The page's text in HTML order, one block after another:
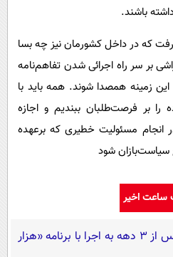
باشند.
که در داخل کشورمان نیز چه بسا
بر سر راه اجرائی شدن تفاهم‌نامه
این زمینه همصدا شوند. همه باید با
را بر فرصت‌طلبان ببندیم و اجازه
انجام مسئولیت خطیری که برعهده
سیاست‌بازان شود
ساعت اخیر
بازگشت حسین پاکدل پس از ۳ دهه به اجرا با برنامه «هزار